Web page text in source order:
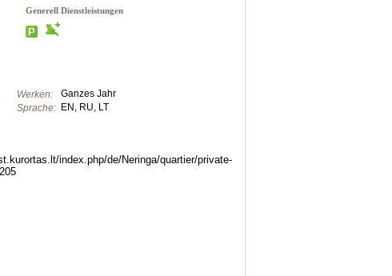
Generell Dienstleistungen
Werken:
Ganzes Jahr
Sprache: EN, RU, LT
index.php/de/Neringa/quartier/private-